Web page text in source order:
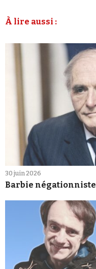
À lire aussi :
30 juin 2026
Barbie négationniste